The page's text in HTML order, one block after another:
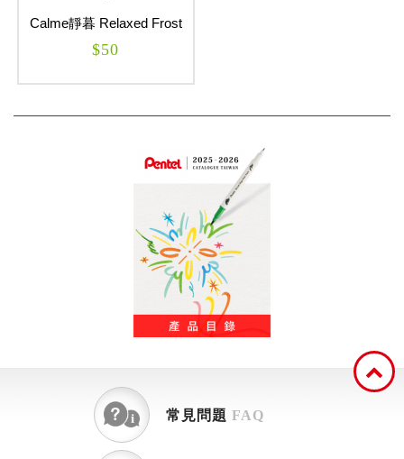
Calme靜暮 Relaxed Frost
Series 單色輕油性筆
$50
常見問題 FAQ